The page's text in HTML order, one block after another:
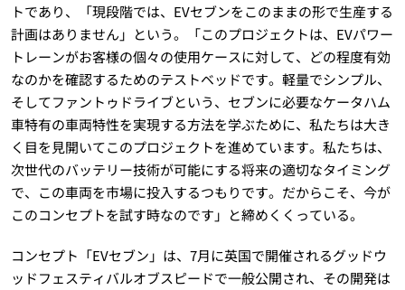
トであり、「現段階では、EVセブンをこのままの形で生産する
計画はありません」という。「このプロジェクトは、EVパワー
トレーンがお客様の個々の使用ケースに対して、どの程度有効
なのかを確認するためのテストベッドです。軽量でシンプル、
そしてファントゥドライブという、セブンに必要なケータハム
車特有の車両特性を実現する方法を学ぶために、私たちは大き
く目を見開いてこのプロジェクトを進めています。私たちは、
次世代のバッテリー技術が可能にする将来の適切なタイミング
で、この車両を市場に投入するつもりです。だからこそ、今が
このコンセプトを試す時なのです」と締めくくっている。
コンセプト「EVセブン」は、7月に英国で開催されるグッドウ
ッドフェスティバルオブスピードで一般公開され、その開発は